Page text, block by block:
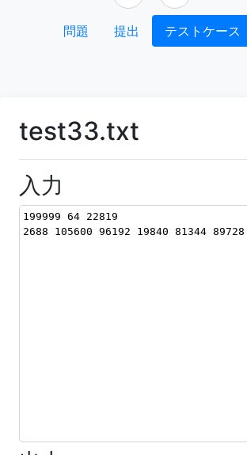
問題 提出 テストケース
test33.txt
入力
199999 64 22819
2688 105600 96192 19840 81344